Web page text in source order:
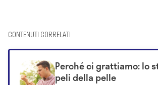
CONTENUTI CORRELATI
Perché ci grattiamo: lo
peli della pelle